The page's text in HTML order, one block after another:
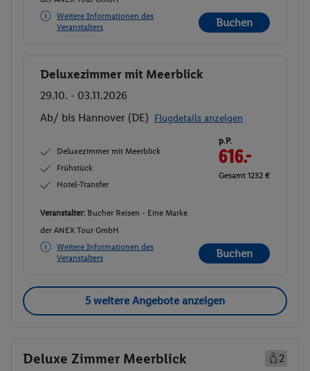
Weitere Informationen des
Veranstalters
Buchen
Buchen
Deluxezimmer mit Meerblick
29.10. - 03.11.2026
Ab/ bis Hannover (DE) Flugdetails anzeigen
Deluxezimmer mit Meerblick
Frühstück
Hotel-Transfer
p.P.
616.-
Gesamt 1232 €
Veranstalter: Bucher Reisen - Eine Marke
der ANEX Tour GmbH
Weitere Informationen des
Veranstalters
Buchen
5 weitere Angebote anzeigen
Deluxe Zimmer Meerblick
2